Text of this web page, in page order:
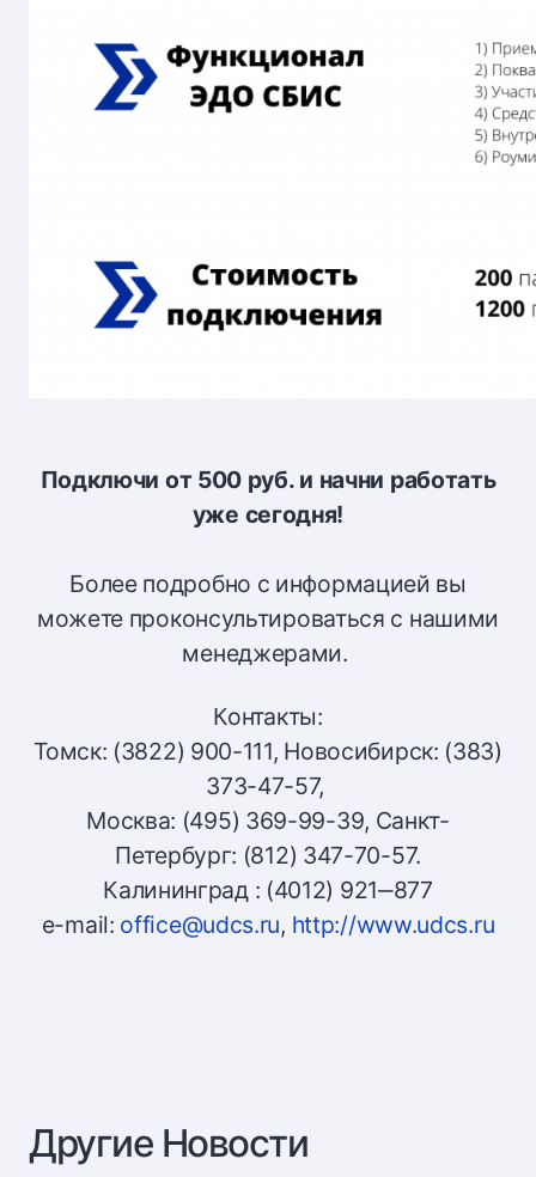
Подключи от 500 руб. и начни работать
уже сегодня!
Более подробно с информацией вы
можете проконсультироваться с нашими
менеджерами.
Контакты:
Томск: (3822) 900-111, Новосибирск: (383)
373-47-57,
Москва: (495) 369-99-39, Санкт-
Петербург: (812) 347-70-57.
Калининград : (4012) 921‒877
e-mail: office@udcs.ru, http://www.udcs.ru
Другие Новости